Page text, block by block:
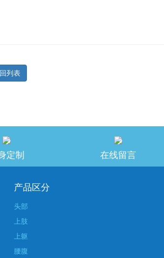
列表
定制 在线留言
产品区分
头部
上肢
上躯
腰腹